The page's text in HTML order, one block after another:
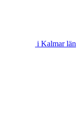
i Kalmar län